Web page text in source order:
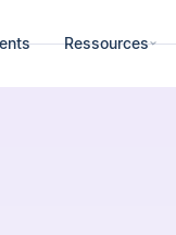
Ressources